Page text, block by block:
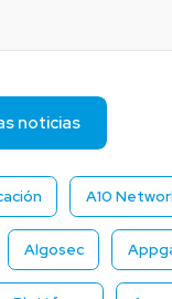
noticias
A10
Algosec